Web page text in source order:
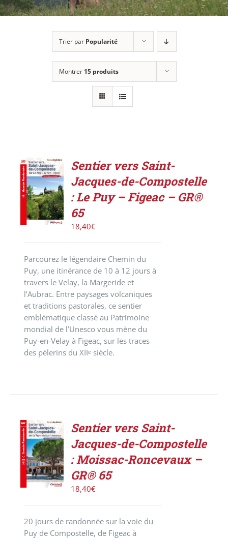
Trier par Popularité
Montrer 15 produits
AJOUTER
AU
PANIER
/
DÉTAILS
Sentier vers Saint-
Jacques-de-Compostelle
: Le Puy – Figeac – GR®
65
18,40€
Parcourez le légendaire Chemin du
Puy, une itinérance de 10 à 12 jours à
travers le Velay, la Margeride et
l’Aubrac. Entre paysages volcaniques
et traditions pastorales, ce sentier
emblématique classé au Patrimoine
mondial de l’Unesco vous mène du
Puy-en-Velay à Figeac, sur les traces
des pèlerins du XIIᵉ siècle.
AJOUTER
AU
PANIER
/
DÉTAILS
Sentier vers Saint-
Jacques-de-Compostelle
: Moissac-Roncevaux –
GR® 65
18,40€
20 jours de randonnée sur la voie du
Puy de Compostelle, de Figeac à